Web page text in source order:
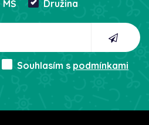
MŠ Družina
Souhlasím s podmínkami